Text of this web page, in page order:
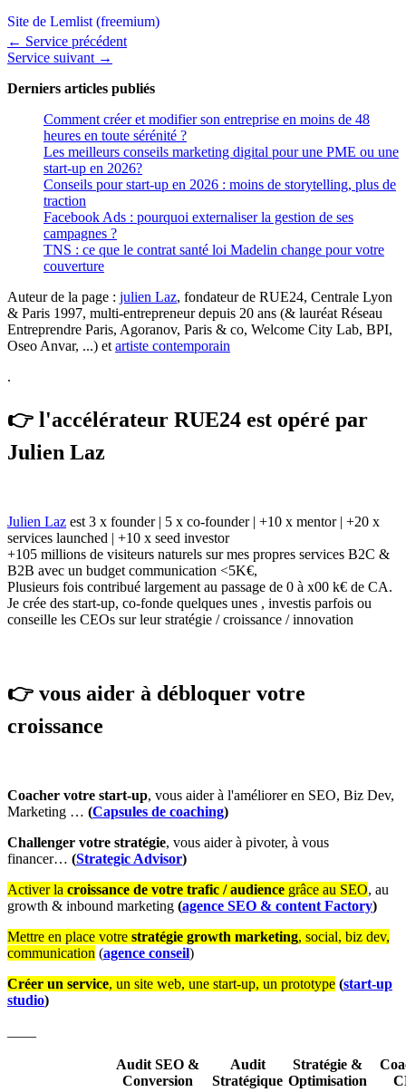
Site de Lemlist (freemium)
← Service précédent
Service suivant →
Derniers articles publiés
Comment créer et modifier son entreprise en moins de 48
heures en toute sérénité ?
Les meilleurs conseils marketing digital pour une PME ou une
start-up en 2026?
Conseils pour start-up en 2026 : moins de storytelling, plus de
traction
Facebook Ads : pourquoi externaliser la gestion de ses
campagnes ?
TNS : ce que le contrat santé loi Madelin change pour votre
couverture
Auteur de la page : julien Laz, fondateur de RUE24, Centrale Lyon
& Paris 1997, multi-entrepreneur depuis 20 ans (& lauréat Réseau
Entreprendre Paris, Agoranov, Paris & co, Welcome City Lab, BPI,
Oseo Anvar, ...) etartiste contemporain
.
👉 l'accélérateur RUE24 est opéré par
Julien Laz
Julien Laz est 3 x founder | 5 x co-founder | +10 x mentor | +20 x
services launched | +10 x seed investor
+105 millions de visiteurs naturels sur mes propres services B2C &
B2B avec un budget communication <5K€,
Plusieurs fois contribué largement au passage de 0 à x00 k€ de CA.
Je crée des start-up, co-fonde quelques unes , investis parfois ou
conseille les CEOs sur leur stratégie / croissance / innovation
👉 vous aider à débloquer votre
croissance
Coacher votre start-up, vous aider à l'améliorer en SEO, Biz Dev,
Marketing … (Capsules de coaching)
Challenger votre stratégie, vous aider à pivoter, à vous
financer… (Strategic Advisor)
Activer la croissance de votre trafic / audience grâce au SEO, au
growth & inbound marketing (agence SEO & content Factory)
Mettre en place votre stratégie growth marketing, social, biz dev,
communication (agence conseil)
Créer un service, un site web, une start-up, un prototype (start-up
studio)
Audit SEO &
Conversion
Audit
Stratégique
Stratégie &
Optimisation